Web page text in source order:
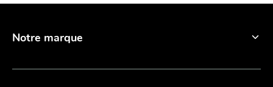
Notre marque